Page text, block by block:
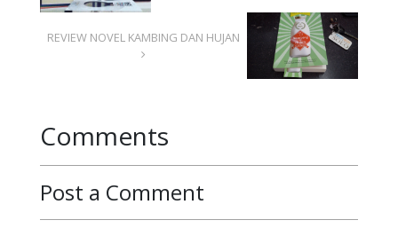
REVIEW NOVEL KAMBING DAN HUJAN
Comments
Post a Comment